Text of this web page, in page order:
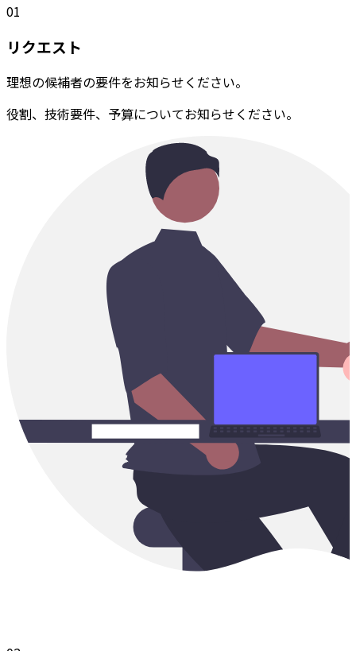
01
リクエスト
理想の候補者の要件をお知らせください。
役割、技術要件、予算についてお知らせください。